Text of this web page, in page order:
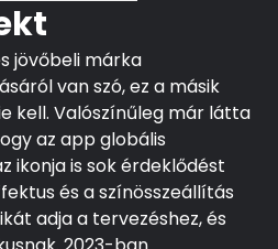
jövőbeli márka
van szó, ez a másik
kell. Valószínűleg már látta
az app globális
ikonja is sok érdeklődést
és a színösszeállítás
adja a tervezéshez, és